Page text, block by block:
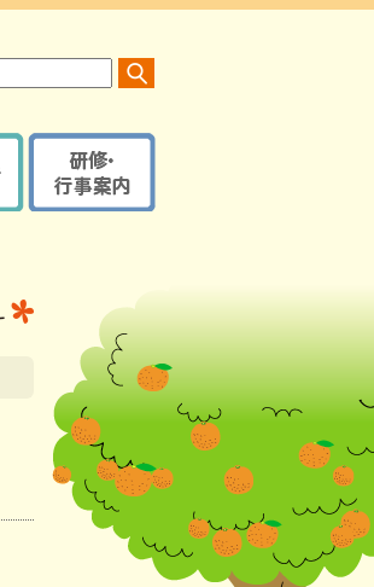
取組報告研修・イベントなどの
登録【ログイン】